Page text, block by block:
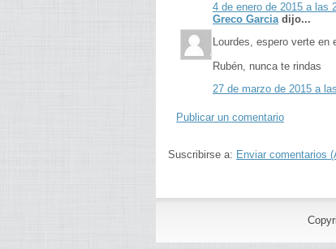
4 de enero de 2015 a las
Greco Garciadijo...
Lourdes, espero verte en
Rubén, nunca te rindas
27 de marzo de 2015 a
Publicar un comentario
Suscribirse a: Enviar comentarios